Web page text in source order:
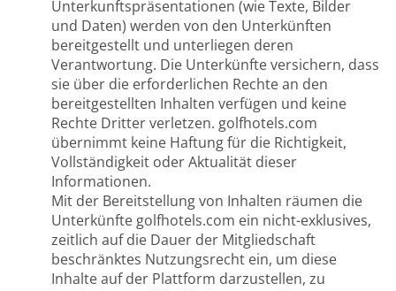
Unterkunftspräsentationen (wie Texte, Bilder
und Daten) werden von den Unterkünften
bereitgestellt und unterliegen deren
Verantwortung. Die Unterkünfte versichern, dass
sie über die erforderlichen Rechte an den
bereitgestellten Inhalten verfügen und keine
Rechte Dritter verletzen. golfhotels.com
übernimmt keine Haftung für die Richtigkeit,
Vollständigkeit oder Aktualität dieser
Informationen.
Mit der Bereitstellung von Inhalten räumen die
Unterkünfte golfhotels.com ein nicht-exklusives,
zeitlich auf die Dauer der Mitgliedschaft
beschränktes Nutzungsrecht ein, um diese
Inhalte auf der Plattform darzustellen, zu